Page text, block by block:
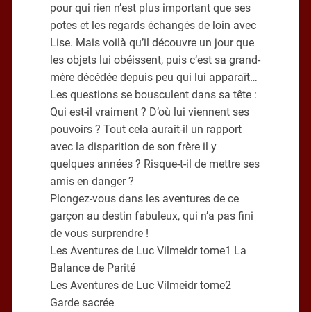
pour qui rien n’est plus important que ses
potes et les regards échangés de loin avec
Lise. Mais voilà qu’il découvre un jour que
les objets lui obéissent, puis c’est sa grand-
mère décédée depuis peu qui lui apparaît…
Les questions se bousculent dans sa tête :
Qui est-il vraiment ? D’où lui viennent ses
pouvoirs ? Tout cela aurait-il un rapport
avec la disparition de son frère il y
quelques années ? Risque-t-il de mettre ses
amis en danger ?
Plongez-vous dans les aventures de ce
garçon au destin fabuleux, qui n’a pas fini
de vous surprendre !
Les Aventures de Luc Vilmeidr tome1 La
Balance de Parité
Les Aventures de Luc Vilmeidr tome2
Garde sacrée